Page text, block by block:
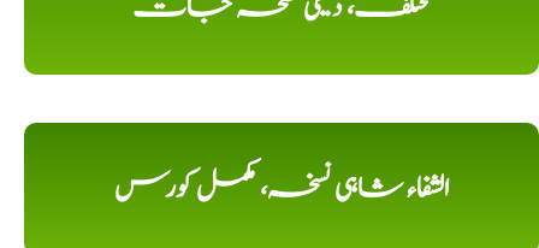
الشفاء شاہی نسخہ، مکمل کورس